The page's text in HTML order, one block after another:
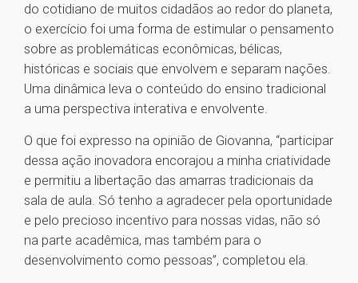
do cotidiano de muitos cidadãos ao redor do planeta,
o exercício foi uma forma de estimular o pensamento
sobre as problemáticas econômicas, bélicas,
históricas e sociais que envolvem e separam nações.
Uma dinâmica leva o conteúdo do ensino tradicional
a uma perspectiva interativa e envolvente.
O que foi expresso na opinião de Giovanna, “participar
dessa ação inovadora encorajou a minha criatividade
e permitiu a libertação das amarras tradicionais da
sala de aula. Só tenho a agradecer pela oportunidade
e pelo precioso incentivo para nossas vidas, não só
na parte acadêmica, mas também para o
desenvolvimento como pessoas”, completou ela.